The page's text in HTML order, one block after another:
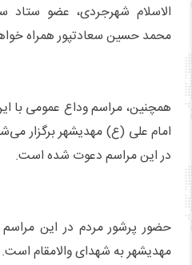
الاسلام شهرجردی، عضو
محمد حسین سعادتپور همراه
همچنین، مراسم وداع عمومی
امام علی (ع) مهدیشهر برگزار
در این مراسم دعوت شده است.
حضور پرشور مردم در این
مهدیشهر به شهدای والامقام است.